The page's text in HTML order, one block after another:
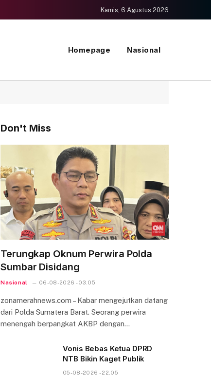
Kamis, 6 Agustus 2026
Homepage Nasional
Don't Miss
Terungkap Oknum Perwira Polda
Sumbar Disidang
Nasional 06-08-2026 - 03.05
zonamerahnews.com – Kabar mengejutkan datang
dari Polda Sumatera Barat. Seorang perwira
menengah berpangkat AKBP dengan…
Vonis Bebas Ketua DPRD
NTB Bikin Kaget Publik
05-08-2026 - 22.05